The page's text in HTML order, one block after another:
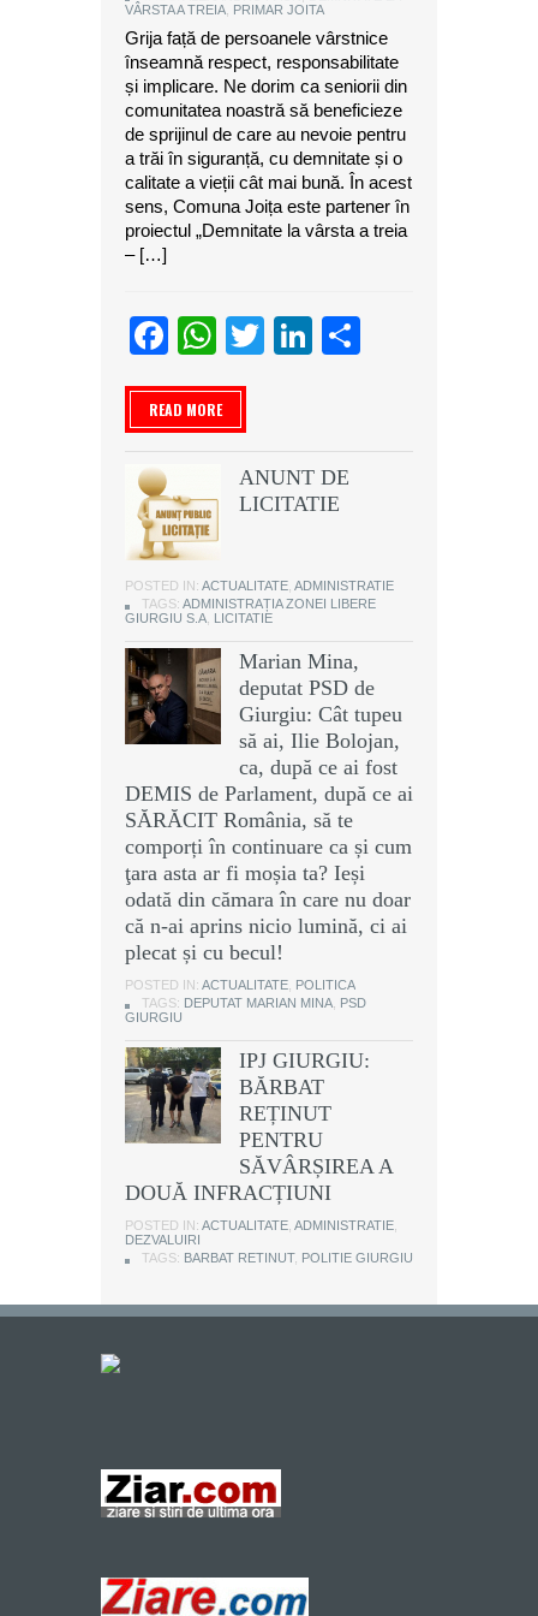
VÂRSTA A TREIA PRIMAR JOITA
Grija față de persoanele vârstnice
înseamnă respect, responsabilitate
și implicare. Ne dorim ca seniorii din
comunitatea noastră să beneficieze
de sprijinul de care au nevoie pentru
a trăi în siguranță, cu demnitate și o
calitate a vieții cât mai bună. În acest
sens, Comuna Joița este partener în
proiectul „Demnitate la vârsta a treia
– […]
Facebook
WhatsApp
TwitterLinkedIn
READ MORE
ANUNT DE
LICITATIE
POSTED IN: ACTUALITATE ADMINISTRATIE
TAGS: ADMINISTRAȚIA ZONEI LIBERE
GIURGIU S.A LICITATIE
Marian Mina,
deputat PSD de
Giurgiu: Cât tupeu
să ai, Ilie Bolojan,
ca, după ce ai fost
DEMIS de Parlament, după ce ai
SĂRĂCIT România, să te
comporți în continuare ca și cum
ţara asta ar fi moșia ta? Ieși
odată din cămara în care nu doar
că n-ai aprins nicio lumină, ci ai
plecat și cu becul!
POSTED IN: ACTUALITATE POLITICA
TAGS: DEPUTAT MARIAN MINA PSD
GIURGIU
IPJ GIURGIU:
BĂRBAT
REȚINUT
PENTRU
SĂVÂRȘIREA A
DOUĂ INFRACȚIUNI
POSTED IN: ACTUALITATE ADMINISTRATIE
DEZVALUIRI
TAGS: BARBAT RETINUT, POLITIE GIURGIU